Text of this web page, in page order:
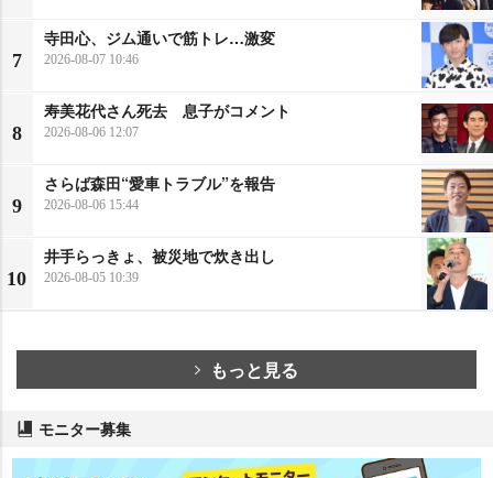
7
寺田心、ジム通いで筋トレ…激変
2026-08-07 10:46
8
寿美花代さん死去 息子がコメント
2026-08-06 12:07
9
さらば森田“愛車トラブル”を報告
2026-08-06 15:44
10
井手らっきょ、被災地で炊き出し
2026-08-05 10:39
もっと見る
モニター募集